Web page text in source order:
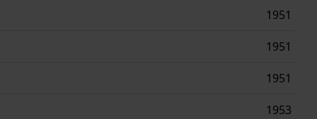
1951
1951
1951
1953